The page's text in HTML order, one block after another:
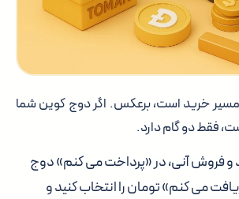
خرید است، برعکس. اگر دوج کوین شما
فقط دو گام دارد.
فروش آنی، در «پرداخت می کنم» دوج
می کنم» تومان را انتخاب کنید و